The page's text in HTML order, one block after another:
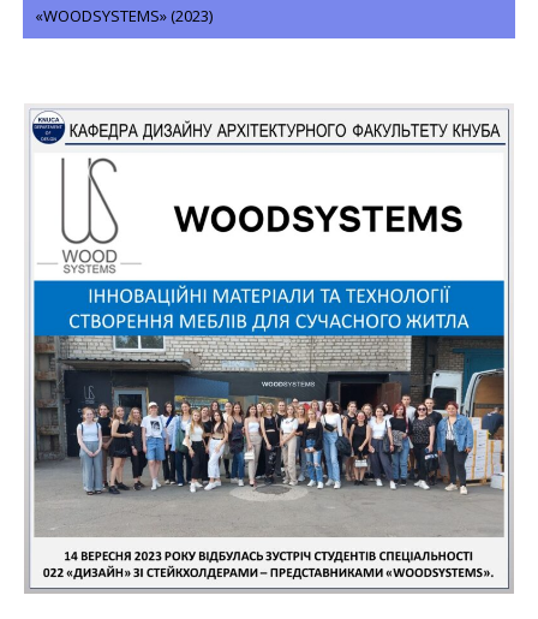
«WOODSYSTEMS» (2023)